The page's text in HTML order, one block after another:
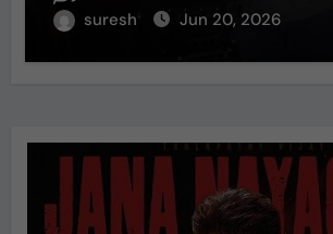
suresh Jun 20, 2026